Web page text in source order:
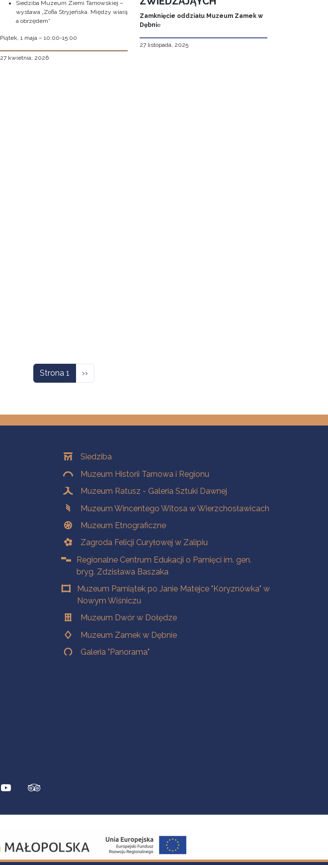
Siedziba Muzeum Ziemi Tarnowskiej –
wystawa „Zofia Stryjeńska. Między wiarą
a obrzędem”
Piątek, 1 maja – 10:00-15:00
27 kwietnia, 2026
Zamknięcie oddziału Muzeum Zamek w
Dębnie
27 listopada, 2025
Strona 1 Następna strona
››
OddziałySiedziba
Muzeum Historii Tarnowa i Regionu
Muzeum Ratusz - Galeria Sztuki Dawnej
Muzeum Wincentego Witosa w Wierzchosławicach
Muzeum Etnograficzne
Zagroda Felicji Curyłowej w Zalipiu
Regionalne Centrum Edukacji o Pamięci im. gen.
bryg. Zdzisława Baszaka
Muzeum Pamiątek po Janie Matejce "Koryznówka" w
Nowym Wiśniczu
Muzeum Dwór w Dołędze
Muzeum Zamek w Dębnie
Galeria "Panorama"